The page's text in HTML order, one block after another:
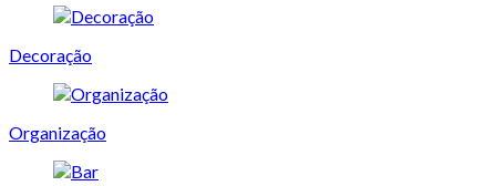
Decoração
Organização